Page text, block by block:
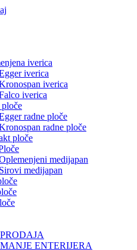
iverica
iverica
iverica
iverica
ploče
radne ploče
radne ploče
ploče
medijapan
Sirovi medijapan
ENTERIJERA